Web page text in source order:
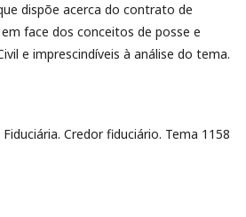
dispõe acerca do contrato de
face dos conceitos de posse e
e imprescindíveis à análise do tema.
Credor fiduciário. Tema 1158